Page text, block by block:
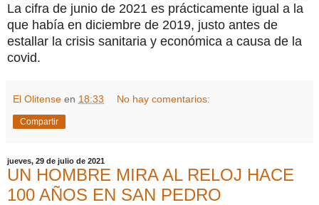
La cifra de junio de 2021 es prácticamente igual a la
que había en diciembre de 2019, justo antes de
estallar la crisis sanitaria y económica a causa de la
covid.
El Olitense en 18:33 No hay comentarios:
Compartir
jueves, 29 de julio de 2021
UN HOMBRE MIRA AL RELOJ HACE
100 AÑOS EN SAN PEDRO